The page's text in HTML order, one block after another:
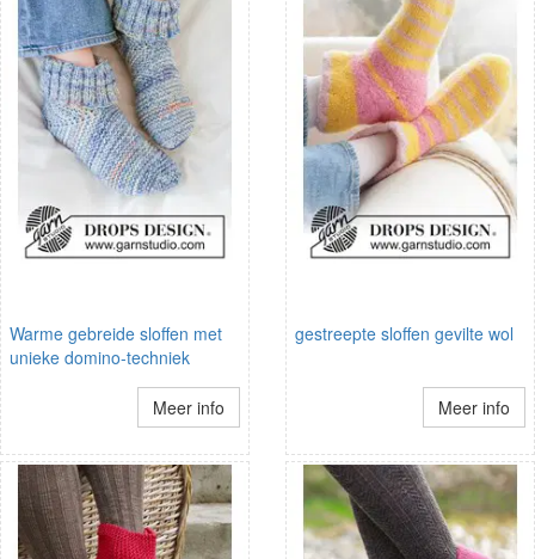
Warme gebreide sloffen met
unieke domino-techniek
Meer info
gestreepte sloffen gevilte wol
Meer info